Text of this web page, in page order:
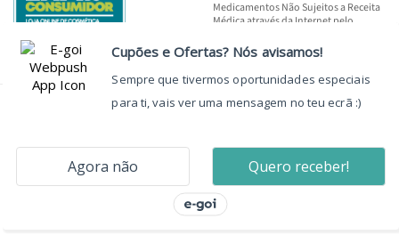
Medicamentos Não Sujeitos a Receita
Médica através da Internet pelo